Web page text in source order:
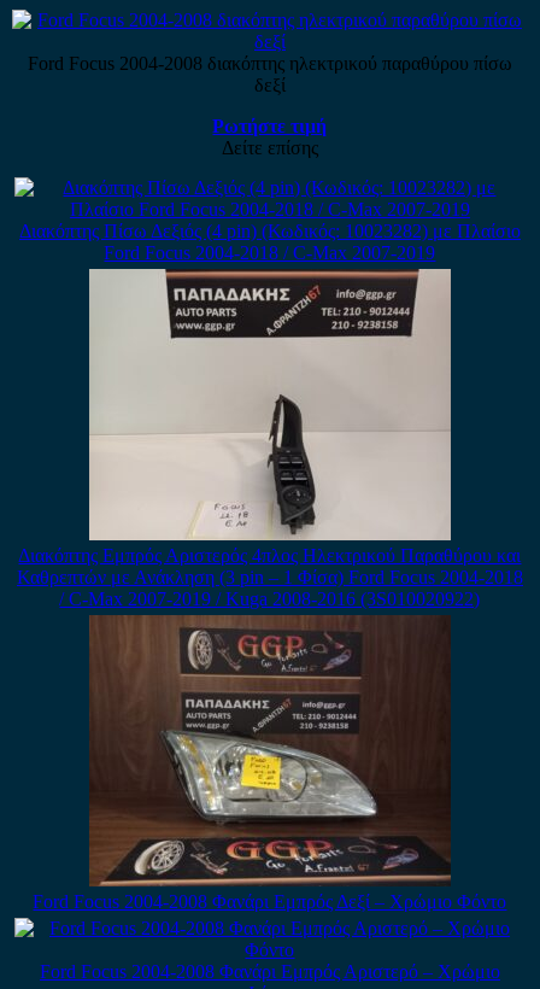
Ford Focus 2004-2008 διακόπτης ηλεκτρικού παραθύρου πίσω
δεξί
Ρωτήστε τιμή
Δείτε επίσης
Διακόπτης Πίσω Δεξιός (4 pin) (Κωδικός: 10023282) με Πλαίσιο
Ford Focus 2004-2018 / C-Max 2007-2019
Διακόπτης Εμπρός Αριστερός 4πλος Ηλεκτρικού Παραθύρου και
Καθρεπτών με Ανάκληση (3 pin – 1 Φίσα) Ford Focus 2004-2018
/ C-Max 2007-2019 / Kuga 2008-2016 (3S010020922)
Ford Focus 2004-2008 Φανάρι Εμπρός Δεξί – Χρώμιο Φόντο
Ford Focus 2004-2008 Φανάρι Εμπρός Αριστερό – Χρώμιο